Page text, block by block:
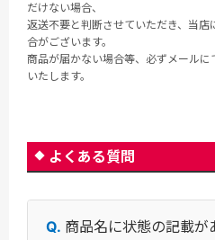
だけない場合、
返送不要と判断させていただき、当
合がございます。
商品が届かない場合等、必ずメール
いたします。
よくある質問
商品名に状態の記載が